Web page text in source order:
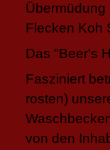
Flecken Koh
Das "Beer's
Fasziniert
rosten)
von den